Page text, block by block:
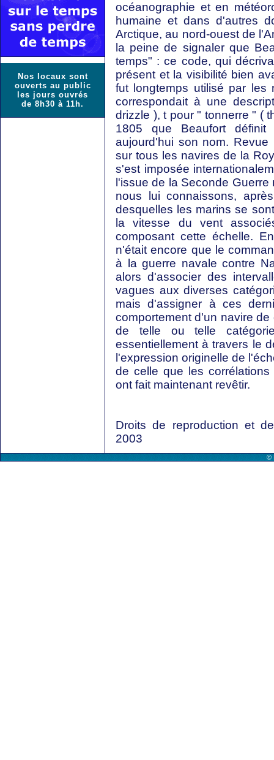
Nos locaux sont
ouverts au public
les jours ouvrés
de 8h30 à 11h.
océanographie et en
humaine et dans d'autres
Arctique, au nord-ouest de
la peine de signaler que
temps" : ce code, qui
présent et la visibilité bien
fut longtemps utilisé par
correspondait à une
drizzle ), t pour " tonnerre " (
1805 que Beaufort
aujourd'hui son nom.
sur tous les navires de la
s'est imposée
l'issue de la Seconde
nous lui connaissons,
desquelles les marins se
la vitesse du vent
composant cette échelle.
n'était encore que le
à la guerre navale contre
alors d'associer des
vagues aux diverses
mais d'assigner à ces
comportement d'un navire
de telle ou telle
essentiellement à travers le
l'expression originelle de
de celle que les
ont fait maintenant revêtir.
Droits de reproduction et
2003
©